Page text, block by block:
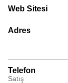
Web Sitesi
Adres
Telefon
Satış